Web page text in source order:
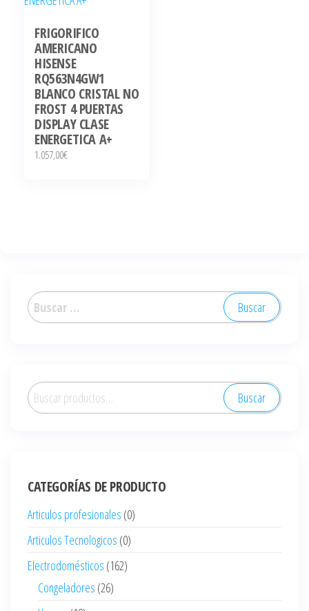
FRIGORIFICO
AMERICANO
HISENSE
RQ563N4GW1
BLANCO CRISTAL NO
FROST 4 PUERTAS
DISPLAY CLASE
ENERGETICA A+
1.057,00€
Buscar:
Buscar
por:
Buscar
CATEGORÍAS DE PRODUCTO
Articulos profesionales (0)
Articulos Tecnologicos (0)
Electrodomésticos (162)
Congeladores (26)